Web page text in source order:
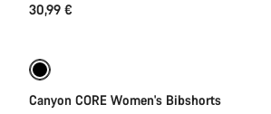
30,99 €
Canyon CORE Women's Bibshorts